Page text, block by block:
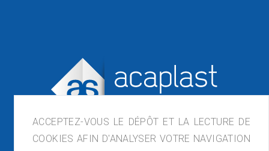
ACCEPTEZ-VOUS LE DÉPÔT ET LA LECTURE DE
COOKIES AFIN D'ANALYSER VOTRE NAVIGATION